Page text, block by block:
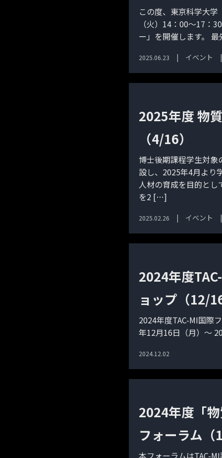
この度、東京科学大
（火）14：00～17：
ー」を開催します。
2025.06.23 イベント
2025年度 物
（4/16）
博士後期課程学生対象
設し、2025年4月より
人材の育成を目的と
を2 […]
2025.02.26 イベント
2024年度
ョップ（12/
2024年度TAC-MI国際
年12月16日（月）～
2024.12.02
2024年度「
フォーラム
本フォーラムはTAC-